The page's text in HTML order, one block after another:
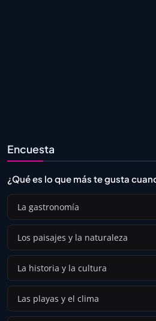
Encuesta
¿Qué es lo que más te gusta
La gastronomía
Los paisajes y la naturaleza
La historia y la cultura
Las playas y el clima